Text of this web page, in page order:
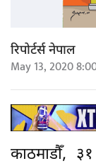
रिपोर्टर्स नेपाल
May 13, 2020
काठमाडौँ,